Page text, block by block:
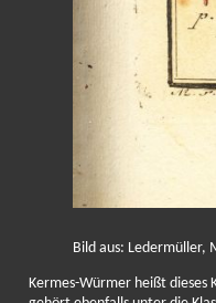
Bild aus: Ledermüller,
Kermes-Würmer heißt dieses